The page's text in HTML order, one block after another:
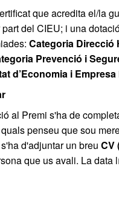
que acredita el/la
part del CIEU; i una
Categoria Direcció
Prevenció i
d’Economia i Empresa
al Premi s'ha de
penseu que sou
d'adjuntar un breu CV
que us avali. La